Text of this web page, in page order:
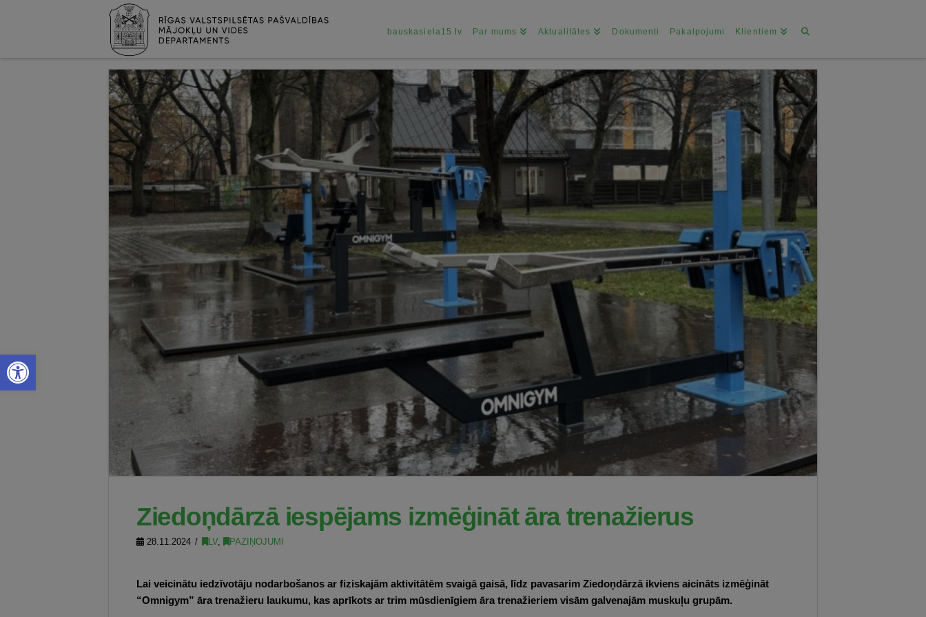
Open toolbar
bauskasiela15.lv Par mums Aktualitātes Dokumenti Pakalpojumi Klientiem
Ziedoņdārzā iespējams izmēģināt āra trenažierus
28.11.2024 LV, PAZIŅOJUMI
Lai veicinātu iedzīvotāju nodarbošanos ar fiziskajām aktivitātēm svaigā gaisā, līdz pavasarim Ziedoņdārzā ikviens aicināts izmēģināt
“Omnigym” āra trenažieru laukumu, kas aprīkots ar trim mūsdienīgiem āra trenažieriem visām galvenajām muskuļu grupām.